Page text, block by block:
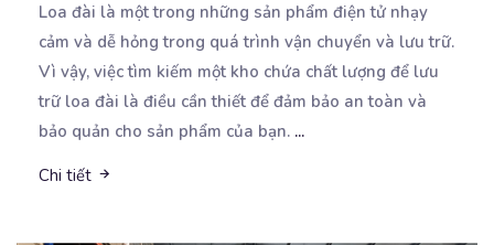
Loa đài là một trong những sản phẩm điện tử nhạy
cảm và dễ hỏng trong quá trình vận chuyển và lưu trữ.
Vì vậy, việc tìm kiếm một kho chứa chất lượng để lưu
trữ loa đài là điều cần thiết để đảm bảo an toàn và
bảo quản cho sản phẩm của bạn. ...
Chi tiết